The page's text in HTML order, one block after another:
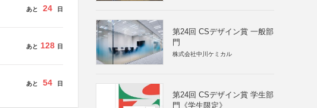
あと 24 日
あと 128 日
あと 54 日
第24回 CSデザイン賞 一般部
門
株式会社中川ケミカル
第24回 CSデザイン賞 学生部
門《学生限定》